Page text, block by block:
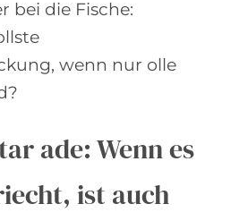
bei die Fische:
wenn nur olle
ade: Wenn es
ist auch